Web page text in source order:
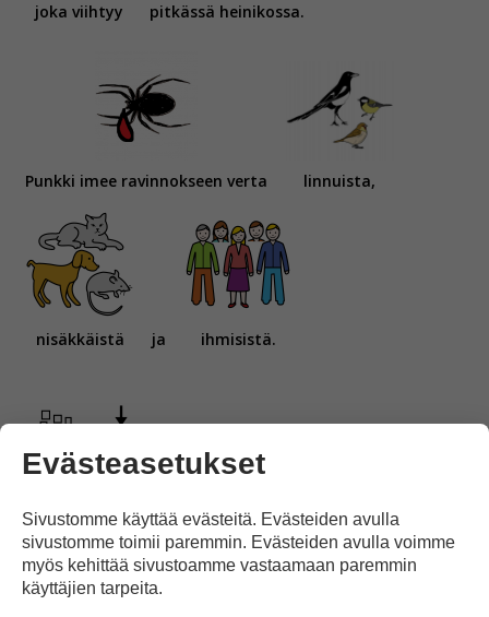
joka viihtyy pitkässä heinikossa.
Punkki imee ravinnokseen verta linnuista,
nisäkkäistä ja ihmisistä.
Jotkut punkeista levittävät
Evästeasetukset
Sivustomme käyttää evästeitä. Evästeiden avulla
sivustomme toimii paremmin. Evästeiden avulla voimme
myös kehittää sivustoamme vastaamaan paremmin
käyttäjien tarpeita.